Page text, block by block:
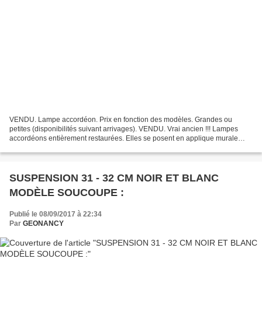
VENDU. Lampe accordéon. Prix en fonction des modèles. Grandes ou
petites (disponibilités suivant arrivages). VENDU. Vrai ancien !!! Lampes
accordéons entièrement restaurées. Elles se posent en applique murale
SUSPENSION 31 - 32 CM NOIR ET BLANC
MODÈLE SOUCOUPE :
Publié le 08/09/2017 à 22:34
Par GEONANCY